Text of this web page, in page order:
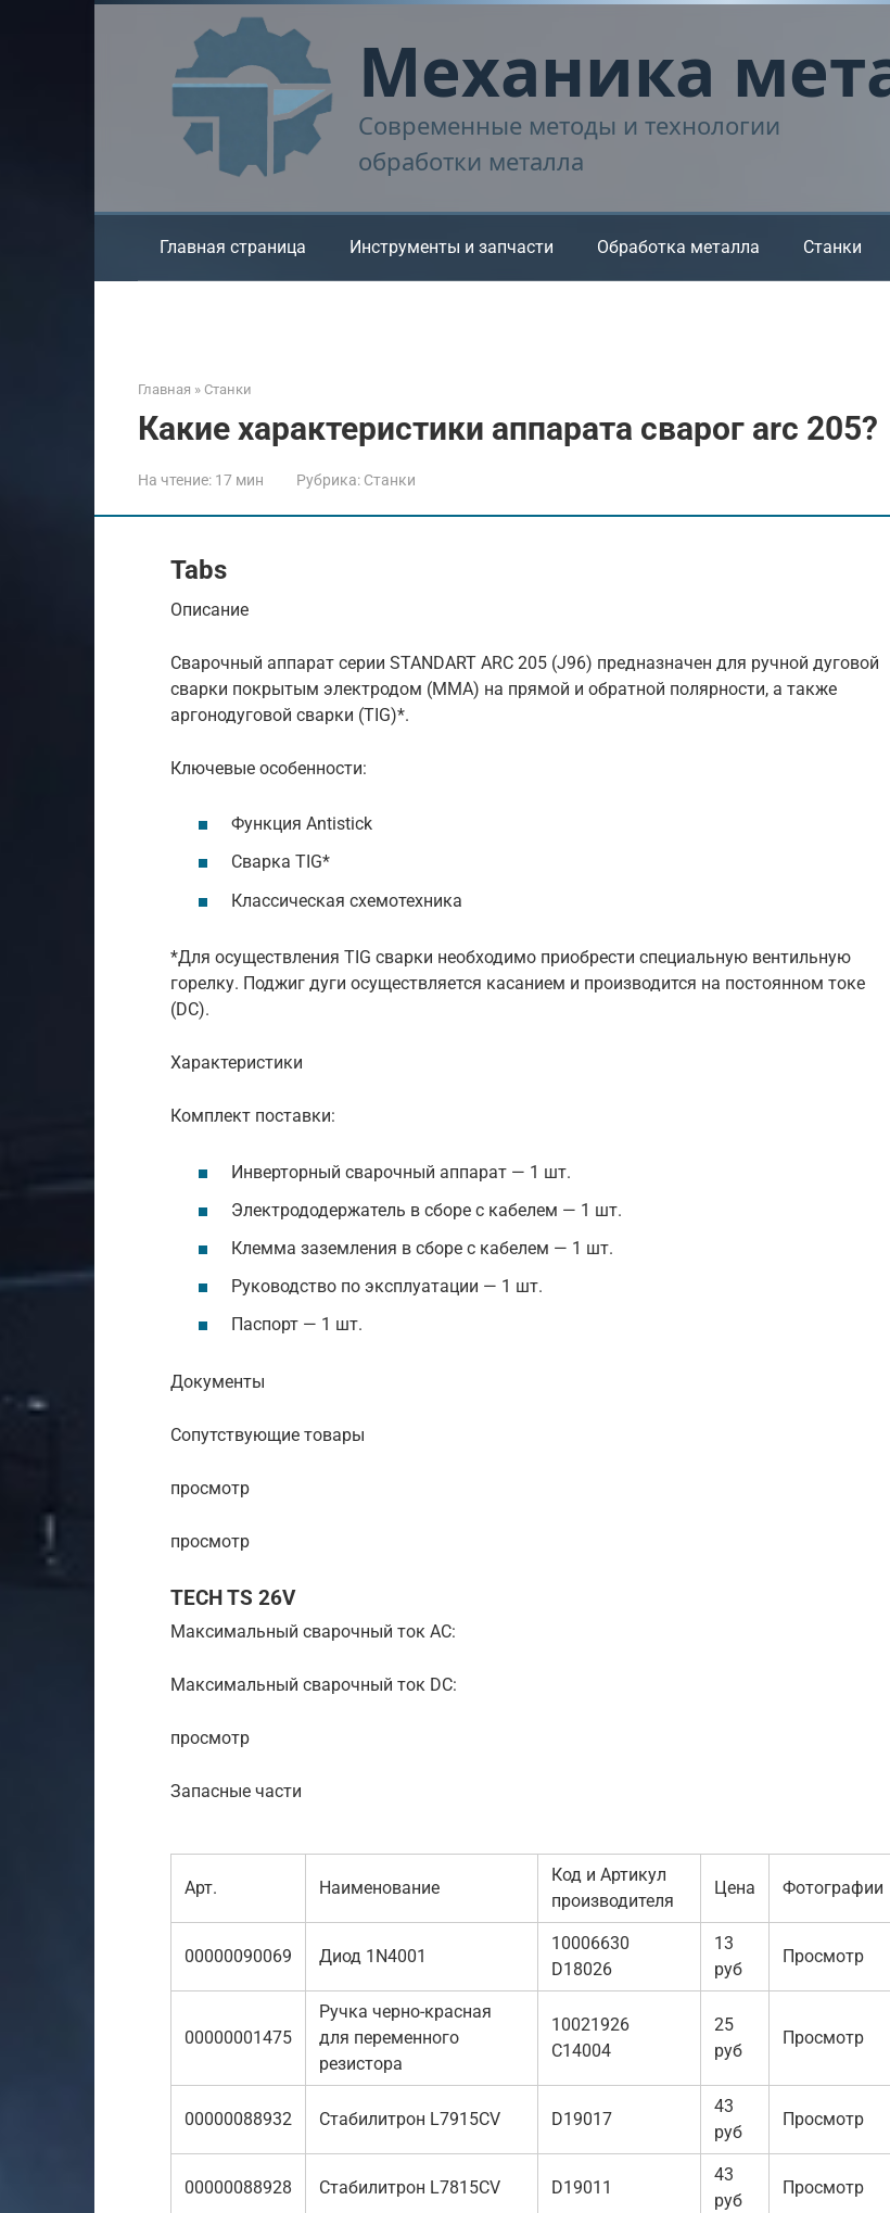
Механика
Современные методы и технологии
обработки металла
Главная страница Инструменты и запчасти Обработка металла Станки
Главная » Станки
Какие характеристики аппарата сварог arc 205?
На чтение: 17 мин Рубрика: Станки
Tabs
Описание
Сварочный аппарат серии STANDART ARC 205 (J96) предназначен для ручной дуговой
сварки покрытым электродом (MMA) на прямой и обратной полярности, а также
аргонодуговой сварки (TIG)*.
Ключевые особенности:
Функция Antistick
Сварка TIG*
Классическая схемотехника
*Для осуществления TIG сварки необходимо приобрести специальную вентильную
горелку. Поджиг дуги осуществляется касанием и производится на постоянном токе
(DC).
Характеристики
Комплект поставки:
Инверторный сварочный аппарат — 1 шт.
Электрододержатель в сборе с кабелем — 1 шт.
Клемма заземления в сборе с кабелем — 1 шт.
Руководство по эксплуатации — 1 шт.
Паспорт — 1 шт.
Документы
Сопутствующие товары
просмотр
просмотр
TECH TS 26V
Максимальный сварочный ток AC:
Максимальный сварочный ток DC:
просмотр
Запасные части
Арт. Наименование
Код и Артикул
производителя
Цена Фотографии
00000090069 Диод 1N4001
10006630
D18026
13
руб
Просмотр
00000001475
Ручка черно-красная
для переменного
резистора
10021926
C14004
25
руб
Просмотр
00000088932 Стабилитрон L7915CV D19017
43
руб
Просмотр
00000088928 Стабилитрон L7815CV D19011
43
руб
Просмотр